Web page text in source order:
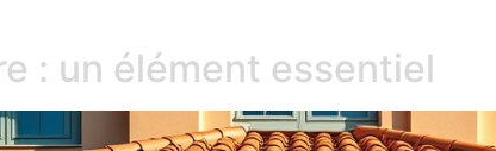
: un élément essentiel